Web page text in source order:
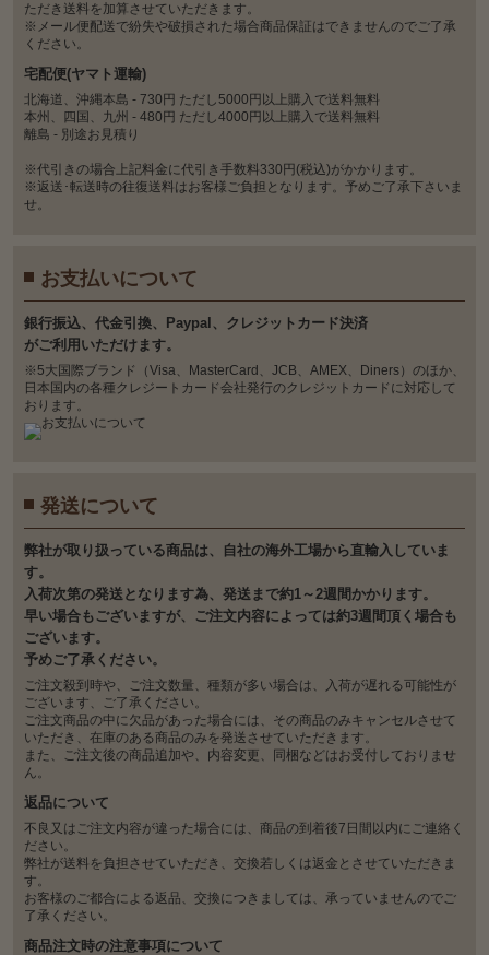
ただき送料を加算させていただきます。
※メール便配送で紛失や破損された場合商品保証はできませんのでご了承
ください。
宅配便(ヤマト運輸)
北海道、沖縄本島 - 730円 ただし5000円以上購入で送料無料
本州、四国、九州 - 480円 ただし4000円以上購入で送料無料
離島 - 別途お見積り
※代引きの場合上記料金に代引き手数料330円(税込)がかかります。
※返送･転送時の往復送料はお客様ご負担となります。予めご了承下さいま
せ。
お支払いについて
銀⾏振込、代⾦引換、Paypal、クレジットカード決済
がご利⽤いただけます。
※5大国際ブランド（Visa、MasterCard、JCB、AMEX、Diners）のほか、
日本国内の各種クレジートカード会社発行のクレジットカードに対応して
おります。
発送について
弊社が取り扱っている商品は、自社の海外工場から直輸入していま
す。
入荷次第の発送となります為、発送まで約1～2週間かかります。
早い場合もございますが、ご注文内容によっては約3週間頂く場合も
ございます。
予めご了承ください。
ご注文殺到時や、ご注文数量、種類が多い場合は、入荷が遅れる可能性が
ございます、ご了承ください。
ご注文商品の中に欠品があった場合には、その商品のみキャンセルさせて
いただき、在庫のある商品のみを発送させていただきます。
また、ご注文後の商品追加や、内容変更、同梱などはお受付しておりませ
ん。
返品について
不良又はご注文内容が違った場合には、商品の到着後7日間以内にご連絡く
ださい。
弊社が送料を負担させていただき、交換若しくは返金とさせていただきま
す。
お客様のご都合による返品、交換につきましては、承っていませんのでご
了承ください。
商品注文時の注意事項について